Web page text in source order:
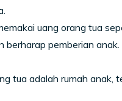
uang orang tua
berharap pemberian anak.
tua adalah rumah anak,